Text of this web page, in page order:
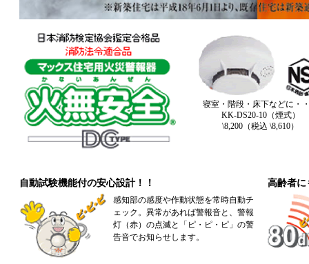
寝室・階段・床下などに・
KK-DS20-10（煙式）
\8,200（税込 \8,610）
自動試験機能付の安心設計！！
感知部の感度や作動状態を常時自動チ
ェック。異常があれば警報音と、警報
灯（赤）の点滅と「ピ・ピ・ピ」の警
告音でお知らせします。
高齢者に